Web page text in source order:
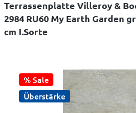
Terrassenplatte Villeroy &
2984 RU60 My Earth Garden
cm I.Sorte
% Sale
Überstärke